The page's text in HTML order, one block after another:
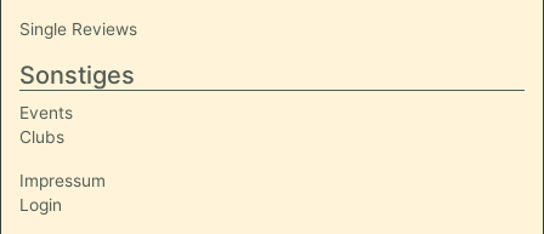
Single Reviews
Sonstiges
Events
Clubs
Impressum
Login